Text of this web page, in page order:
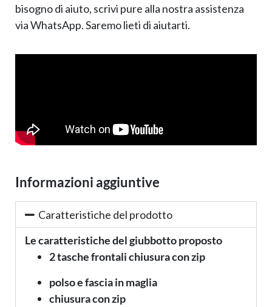
bisogno di aiuto, scrivi pure alla nostra assistenza
via WhatsApp. Saremo lieti di aiutarti.
Informazioni aggiuntive
Caratteristiche del prodotto
Le caratteristiche del giubbotto proposto
2 tasche frontali chiusura con zip
polso e fascia in maglia
chiusura con zip